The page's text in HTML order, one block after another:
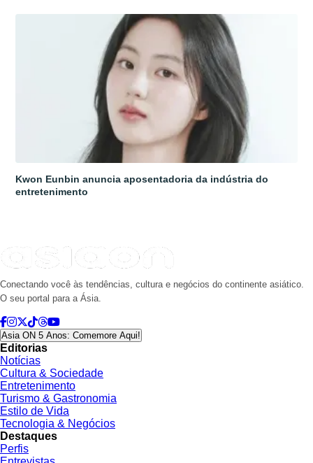
Kwon Eunbin anuncia aposentadoria da indústria do
entretenimento
Conectando você às tendências, cultura e negócios do continente asiático.
O seu portal para a Ásia.
Asia ON 5 Anos: Comemore Aqui!
Editorias
Notícias
Cultura & Sociedade
Entretenimento
Turismo & Gastronomia
Estilo de Vida
Tecnologia & Negócios
Destaques
Perfis